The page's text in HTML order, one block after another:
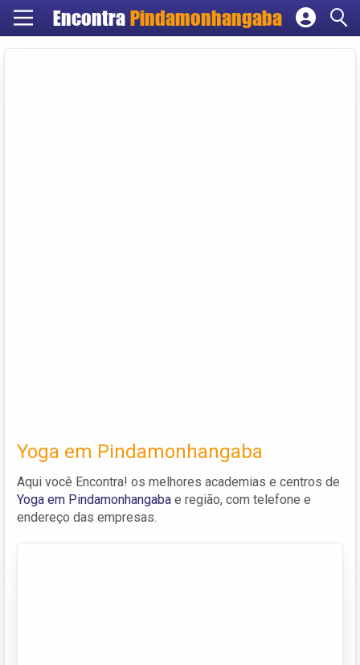
Encontra Pindamonhangaba
Cadastrar empresa
Yoga em Pindamonhangaba
Aqui você Encontra! os melhores academias e centros de
Yoga em Pindamonhangaba e região, com telefone e
endereço das empresas.